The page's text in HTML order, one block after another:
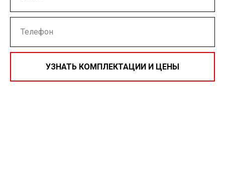
УЗНАТЬ КОМПЛЕКТАЦИИ И ЦЕНЫ